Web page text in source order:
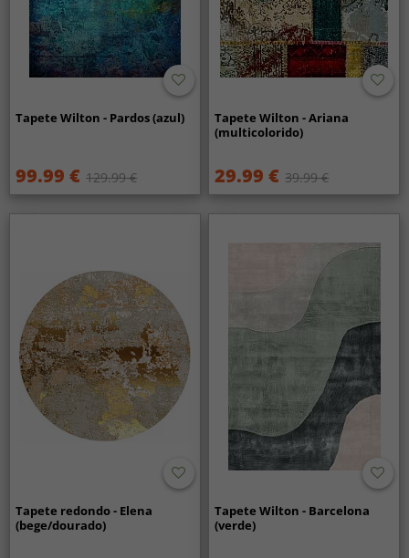
Tapete Wilton - Pardos (azul)
99.99 € 129.99 €
Tapete Wilton - Ariana
(multicolorido)
29.99 € 39.99 €
Tapete redondo - Elena
(bege/dourado)
Tapete Wilton - Barcelona
(verde)